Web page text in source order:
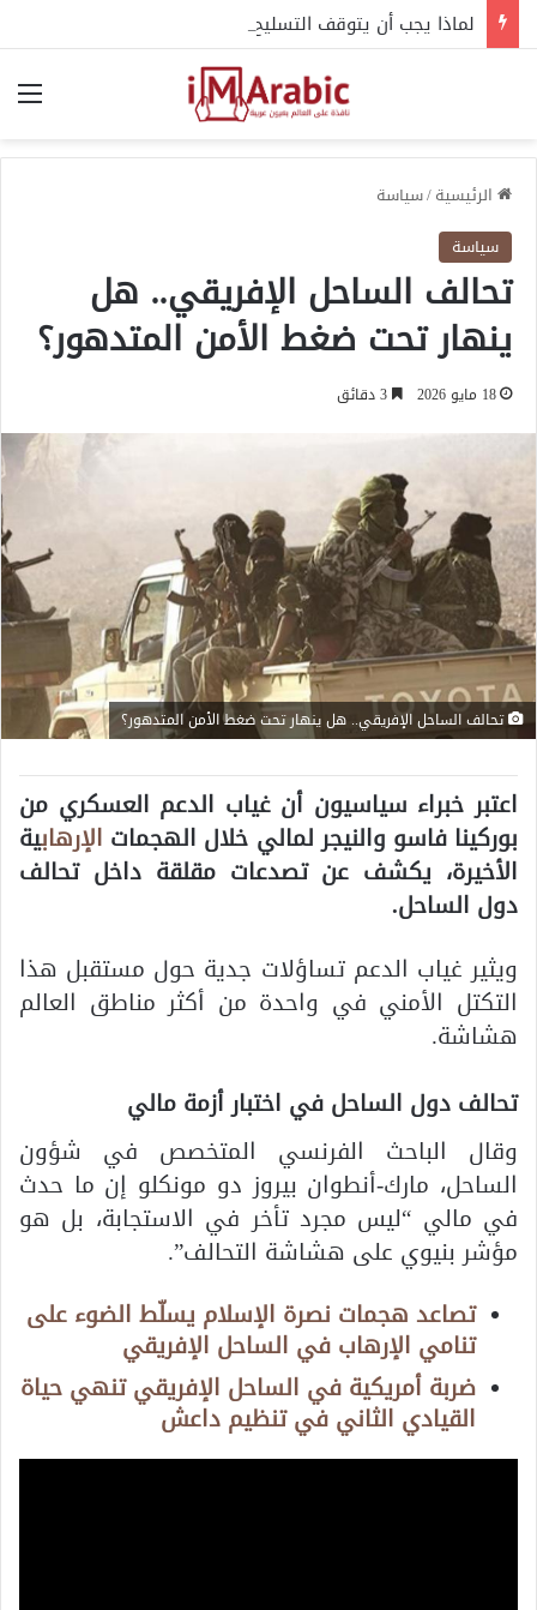
لماذا يجب أن يتوقف التسليح الخارجي للسودان فورا؟
الرئيسية/سياسة
سياسة
تحالف الساحل الإفريقي.. هل
ينهار تحت ضغط الأمن المتدهور؟
18 مايو 2026
تحالف الساحل الإفريقي.. هل ينهار تحت ضغط الأمن المتدهور؟
اعتبر خبراء سياسيون أن غياب الدعم العسكري من
بوركينا فاسو والنيجر لمالي خلال الهجمات الإرهابية
الأخيرة، يكشف عن تصدعات مقلقة داخل تحالف
دول الساحل.
ويثير غياب الدعم تساؤلات جدية حول مستقبل هذا
التكتل الأمني في واحدة من أكثر مناطق العالم
هشاشة.
تحالف دول الساحل في اختبار أزمة مالي
وقال الباحث الفرنسي المتخصص في شؤون
الساحل، مارك-أنطوان بيروز دو مونكلو إن ما حدث
في مالي “ليس مجرد تأخر في الاستجابة، بل هو
مؤشر بنيوي على هشاشة التحالف”.
تصاعد هجمات نصرة الإسلام يسلّط الضوء على
تنامي الإرهاب في الساحل الإفريقي
ضربة أمريكية في الساحل الإفريقي تنهي حياة
القيادي الثاني في تنظيم داعش